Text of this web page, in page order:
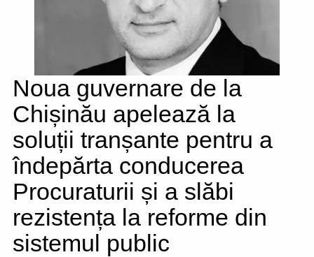
Noua guvernare de la
Chișinău apelează la
soluții tranșante pentru a
îndepărta conducerea
Procuraturii și a slăbi
rezistența la reforme din
sistemul public